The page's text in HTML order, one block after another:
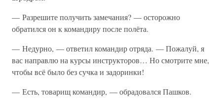
— Разрешите получить замечания? — осторожно
обратился он к командиру после полёта.
— Недурно, — ответил командир отряда. — Пожалуй, я
вас направлю на курсы инструкторов… Но смотрите мне,
чтобы всё было без сучка и задоринки!
— Есть, товарищ командир, — обрадовался Пашков.